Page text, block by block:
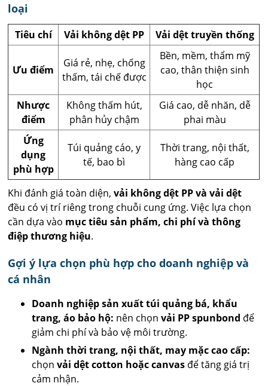
loại
Tiêu chí Vải không dệt PP Vải dệt truyền thống
Ưu điểm
Giá rẻ, nhẹ, chống
thấm, tái chế được
Bền, mềm, thẩm mỹ
cao, thân thiện sinh
học
Nhược
điểm
Không thấm hút,
phân hủy chậm
Giá cao, dễ nhăn, dễ
phai màu
Ứng
dụng
phù hợp
Túi quảng cáo, y
tế, bao bì
Thời trang, nội thất,
hàng cao cấp
Khi đánh giá toàn diện,vải không dệt PP và vải dệt
đều có vị trí riêng trong chuỗi cung ứng. Việc lựa chọn
cần dựa vào mục tiêu sản phẩm, chi phí và thông
điệp thương hiệu.
Gợi ý lựa chọn phù hợp cho doanh nghiệp và
cá nhân
Doanh nghiệp sản xuất túi quảng bá, khẩu
trang, áo bảo hộ: nên chọnvải PP spunbond để
giảm chi phí và bảo vệ môi trường.
Ngành thời trang, nội thất, may mặc cao cấp:
chọnvải dệt cotton hoặc canvas để tăng giá trị
cảm nhận.